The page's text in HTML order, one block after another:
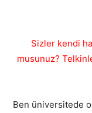
Sizler kendi
musunuz?
Ben üniversitede